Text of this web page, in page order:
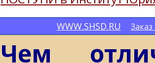
WWW.SHSD.RU
Чем